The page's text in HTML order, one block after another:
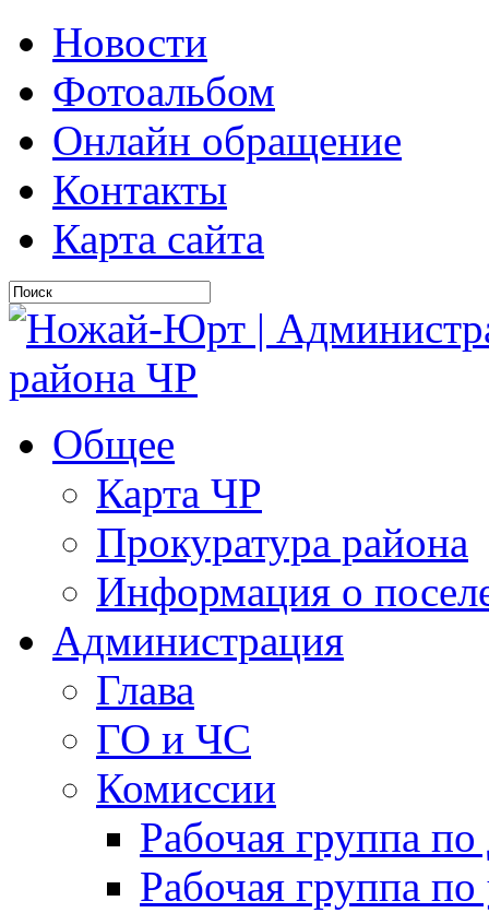
Новости
Фотоальбом
Онлайн обращение
Контакты
Карта сайта
Общее
Карта ЧР
Прокуратура района
Информация о
Администрация
Глава
ГО и ЧС
Комиссии
Рабочая группа
Рабочая группа